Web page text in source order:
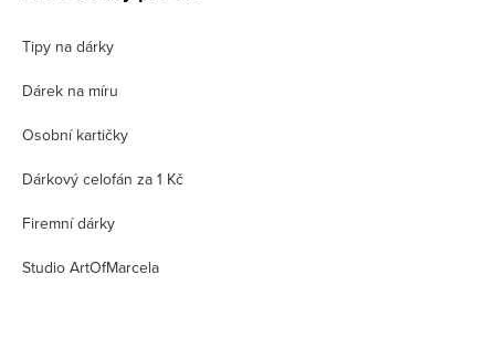
Tipy na dárky
Dárek na míru
Osobní kartičky
Dárkový celofán za 1 Kč
Firemní dárky
Studio ArtOfMarcela